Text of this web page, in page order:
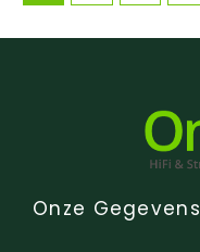
Onze Gegevens